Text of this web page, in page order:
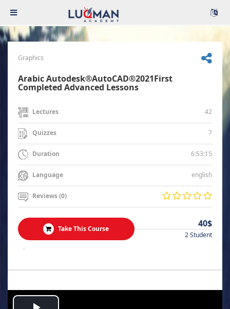
Graphics
Arabic Autodesk®AutoCAD®2021First
Completed Advanced Lessons
Lectures 42
Quizzes 7
Duration 6:53:15
Language english
Reviews (0)
Take This Course 40$
2 Student
.